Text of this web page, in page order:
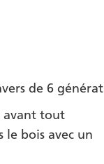
de 6
avant tout
bois avec un